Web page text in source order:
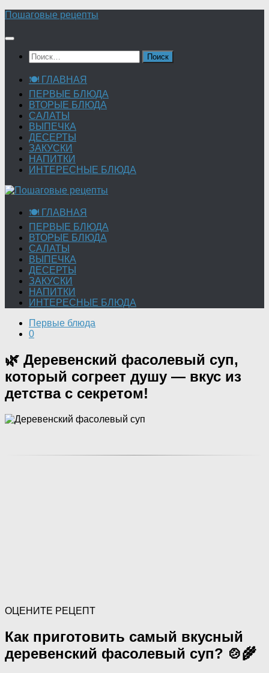
Перейти
содержимому
Пошаговые рецепты
Найти:
🍽 ГЛАВНАЯ
ПЕРВЫЕ БЛЮДА
ВТОРЫЕ БЛЮДА
САЛАТЫ
ВЫПЕЧКА
ДЕСЕРТЫ
ЗАКУСКИ
НАПИТКИ
ИНТЕРЕСНЫЕ БЛЮДА
🍽 ГЛАВНАЯ
ПЕРВЫЕ БЛЮДА
ВТОРЫЕ БЛЮДА
САЛАТЫ
ВЫПЕЧКА
ДЕСЕРТЫ
ЗАКУСКИ
НАПИТКИ
ИНТЕРЕСНЫЕ БЛЮДА
Первые блюда
0
🌿 Деревенский фасолевый суп,
который согреет душу — вкус из
детства с секретом!
ОЦЕНИТЕ РЕЦЕПТ
Как приготовить самый вкусный
деревенский фасолевый суп? 🍲🌾